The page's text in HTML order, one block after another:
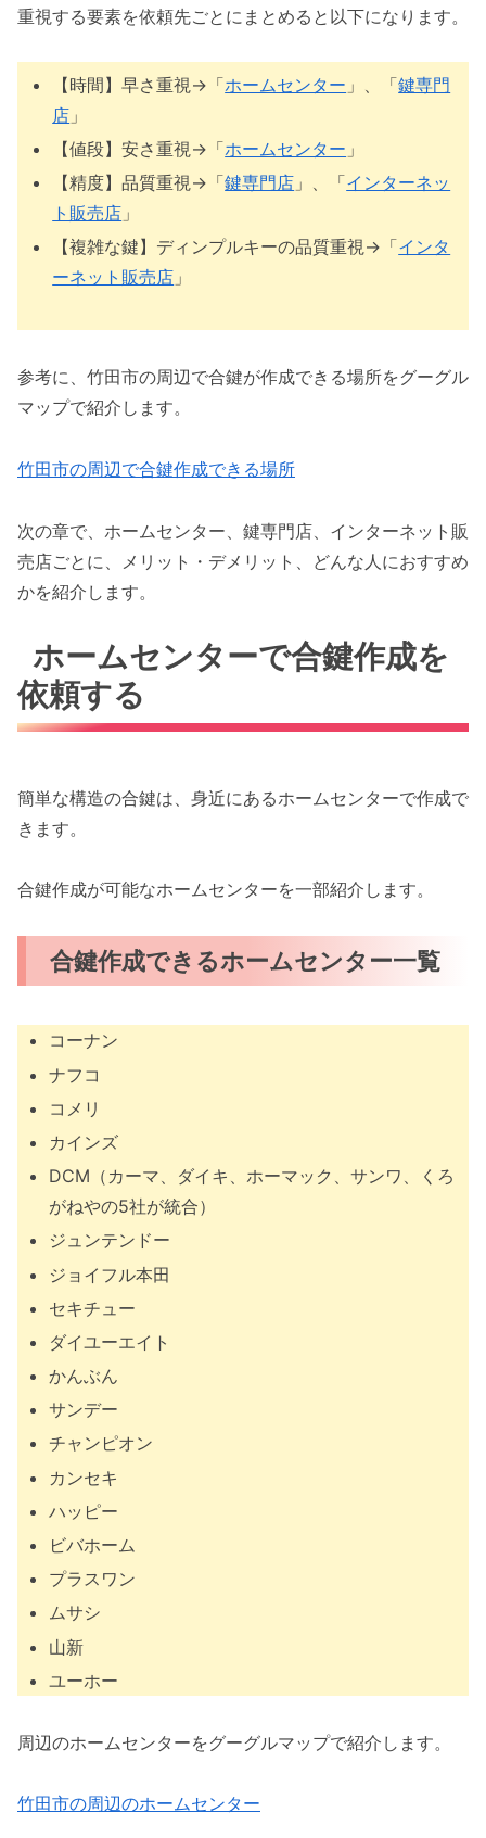
重視する要素を依頼先ごとにまとめると以下になります。
【時間】早さ重視→「ホームセンター 」、「鍵専門
店 」
【値段】安さ重視→「ホームセンター 」
【精度】品質重視→「鍵専門店 」、「インターネッ
ト販売店 」
【複雑な鍵】ディンプルキーの品質重視→「インタ
ーネット販売店 」
参考に、竹田市の周辺で合鍵が作成できる場所をグーグル
マップで紹介します。
竹田市の周辺で合鍵作成できる場所
次の章で、ホームセンター、鍵専門店、インターネット販
売店ごとに、メリット・デメリット、どんな人におすすめ
かを紹介します。
ホームセンターで合鍵作成を
依頼する
簡単な構造の合鍵は、身近にあるホームセンターで作成で
きます。
合鍵作成が可能なホームセンターを一部紹介します。
合鍵作成できるホームセンター一覧
コーナン
ナフコ
コメリ
カインズ
DCM（カーマ、ダイキ、ホーマック、サンワ、くろ
がねやの5社が統合）
ジュンテンドー
ジョイフル本田
セキチュー
ダイユーエイト
かんぶん
サンデー
チャンピオン
カンセキ
ハッピー
ビバホーム
プラスワン
ムサシ
山新
ユーホー
周辺のホームセンターをグーグルマップで紹介します。
竹田市の周辺のホームセンター